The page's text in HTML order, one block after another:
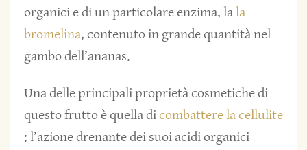
organici e di un particolare enzima, lala
bromelina, contenuto in grande quantità nel
gambo dell’ananas.
Una delle principali proprietà cosmetiche di
questo frutto è quella dicombattere la cellulite
: l’azione drenante dei suoi acidi organici